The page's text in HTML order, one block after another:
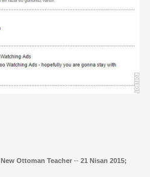
New Ottoman Teacher -- 21 Nisan 2015;